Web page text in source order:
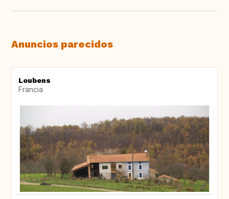
Anuncios parecidos
Loubens
Francia